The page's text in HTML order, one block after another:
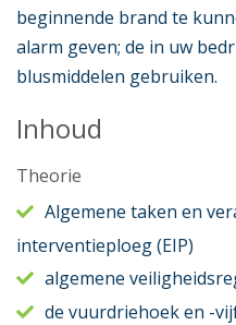
beginnende brand te
alarm geven; de in uw
blusmiddelen gebruiken.
Inhoud
Theorie
Algemene taken en
interventieploeg (EIP)
algemene
de vuurdriehoek en -